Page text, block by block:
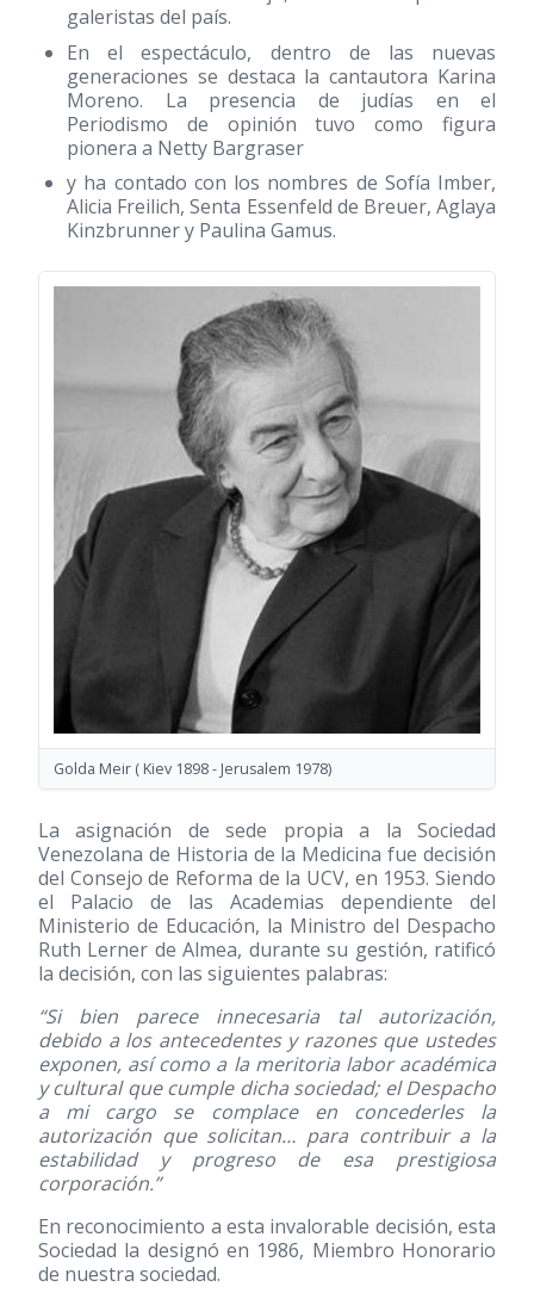
galeristas del país.
En el espectáculo, dentro de las nuevas
generaciones se destaca la cantautora Karina
Moreno. La presencia de judías en el
Periodismo de opinión tuvo como figura
pionera a Netty Bargraser
y ha contado con los nombres de Sofía Imber,
Alicia Freilich, Senta Essenfeld de Breuer, Aglaya
Kinzbrunner y Paulina Gamus.
Golda Meir ( Kiev 1898 - Jerusalem 1978)
La asignación de sede propia a la Sociedad
Venezolana de Historia de la Medicina fue decisión
del Consejo de Reforma de la UCV, en 1953. Siendo
el Palacio de las Academias dependiente del
Ministerio de Educación, la Ministro del Despacho
Ruth Lerner de Almea, durante su gestión, ratificó
la decisión, con las siguientes palabras:
“Si bien parece innecesaria tal autorización,
debido a los antecedentes y razones que ustedes
exponen, así como a la meritoria labor académica
y cultural que cumple dicha sociedad; el Despacho
a mi cargo se complace en concederles la
autorización que solicitan… para contribuir a la
estabilidad y progreso de esa prestigiosa
corporación.”
En reconocimiento a esta invalorable decisión, esta
Sociedad la designó en 1986, Miembro Honorario
de nuestra sociedad.